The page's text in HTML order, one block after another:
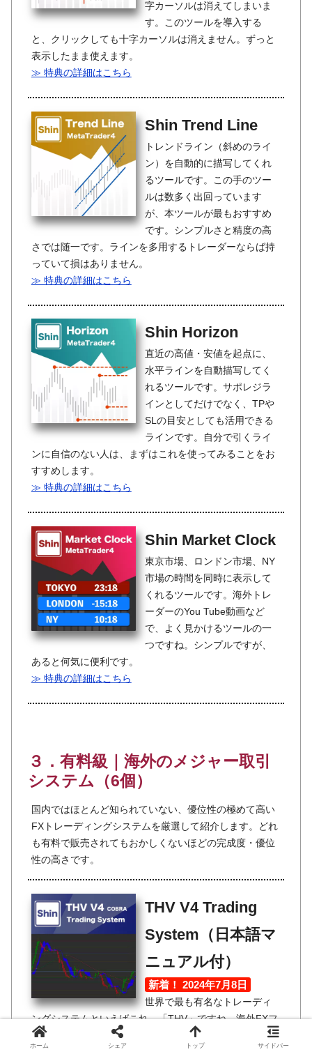
字カーソルは消えてしまいま
す。このツールを導入する
と、クリックしても十字カーソルは消えません。ずっと
表示したまま使えます。
≫ 特典の詳細はこちら
Shin Trend Line
トレンドライン（斜めのライ
ン）を自動的に描写してくれ
るツールです。この手のツー
ルは数多く出回っています
が、本ツールが最もおすすめ
です。シンプルさと精度の高
さでは随一です。ラインを多用するトレーダーならば持
っていて損はありません。
≫ 特典の詳細はこちら
Shin Horizon
直近の高値・安値を起点に、
水平ラインを自動描写してく
れるツールです。サポレジラ
インとしてだけでなく、TPや
SLの目安としても活用できる
ラインです。自分で引くライ
ンに自信のない人は、まずはこれを使ってみることをお
すすめします。
≫ 特典の詳細はこちら
Shin Market Clock
東京市場、ロンドン市場、NY
市場の時間を同時に表示して
くれるツールです。海外トレ
ーダーのYou Tube動画など
で、よく見かけるツールの一
つですね。シンプルですが、
あると何気に便利です。
≫ 特典の詳細はこちら
３．有料級｜海外のメジャー取引
システム（6個）
国内ではほとんど知られていない、優位性の極めて高い
FXトレーディングシステムを厳選して紹介します。どれ
も有料で販売されてもおかしくないほどの完成度・優位
性の高さです。
THV V4 Trading
System（日本語マ
ニュアル付）
新着！ 2024年7月8日
世界で最も有名なトレーディ
ングシステムといえばこれ、「THV」ですね。海外FXフ
ォーラム『ForexFactory』から誕生したTHVは、またた
ホーム シェア トップ サイドバー